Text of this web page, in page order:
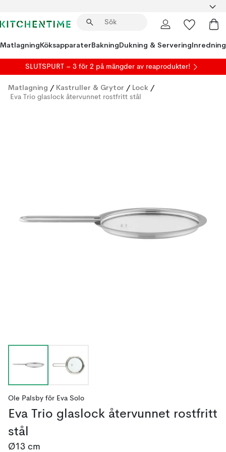
MatlagningKöksapparaterBakningDukning & ServeringInredning
SLUTSPURT – 3 för 2 på mängder av reaprodukter!
Matlagning / Kastruller & Grytor / Lock /
Eva Trio glaslock återvunnet rostfritt stål
Ole Palsby för Eva Solo
Eva Trio glaslock återvunnet rostfritt
stål
Ø13 cm